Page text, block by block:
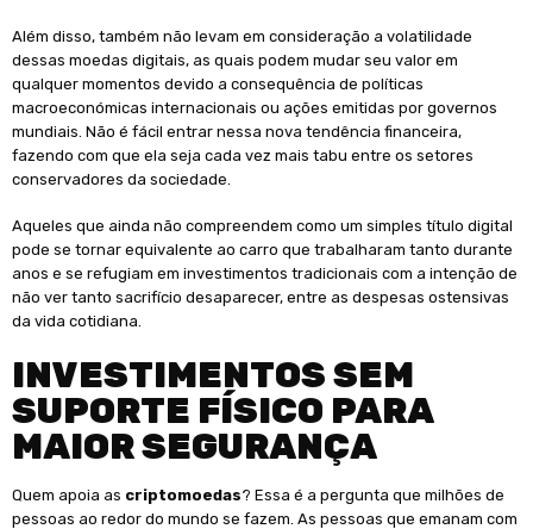
Além disso, também não levam em consideração a volatilidade
dessas moedas digitais, as quais podem mudar seu valor em
qualquer momentos devido a consequência de políticas
macroeconómicas internacionais ou ações emitidas por governos
mundiais. Não é fácil entrar nessa nova tendência financeira,
fazendo com que ela seja cada vez mais tabu entre os setores
conservadores da sociedade.
Aqueles que ainda não compreendem como um simples título digital
pode se tornar equivalente ao carro que trabalharam tanto durante
anos e se refugiam em investimentos tradicionais com a intenção de
não ver tanto sacrifício desaparecer, entre as despesas ostensivas
da vida cotidiana.
INVESTIMENTOS SEM
SUPORTE FÍSICO PARA
MAIOR SEGURANÇA
Quem apoia as criptomoedas? Essa é a pergunta que milhões de
pessoas ao redor do mundo se fazem. As pessoas que emanam com